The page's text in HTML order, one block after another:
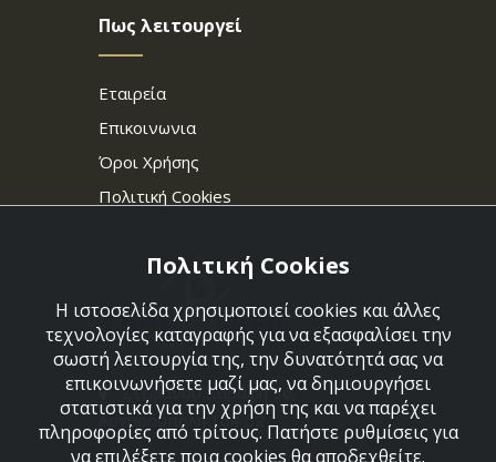
Πως λειτουργεί
Εταιρεία
Επικοινωνια
Όροι Χρήσης
Πολιτική Cookies
Στεφάνου Σαράφη 36,
Αργυρούπολη 164 52
Πολιτική Cookies
Η ιστοσελίδα χρησιμοποιεί cookies και άλλες
τεχνολογίες καταγραφής για να εξασφαλίσει την
σωστή λειτουργία της, την δυνατότητά σας να
επικοινωνήσετε μαζί μας, να δημιουργήσει
στατιστικά για την χρήση της και να παρέχει
πληροφορίες από τρίτους. Πατήστε ρυθμίσεις για
να επιλέξετε ποια cookies θα αποδεχθείτε.